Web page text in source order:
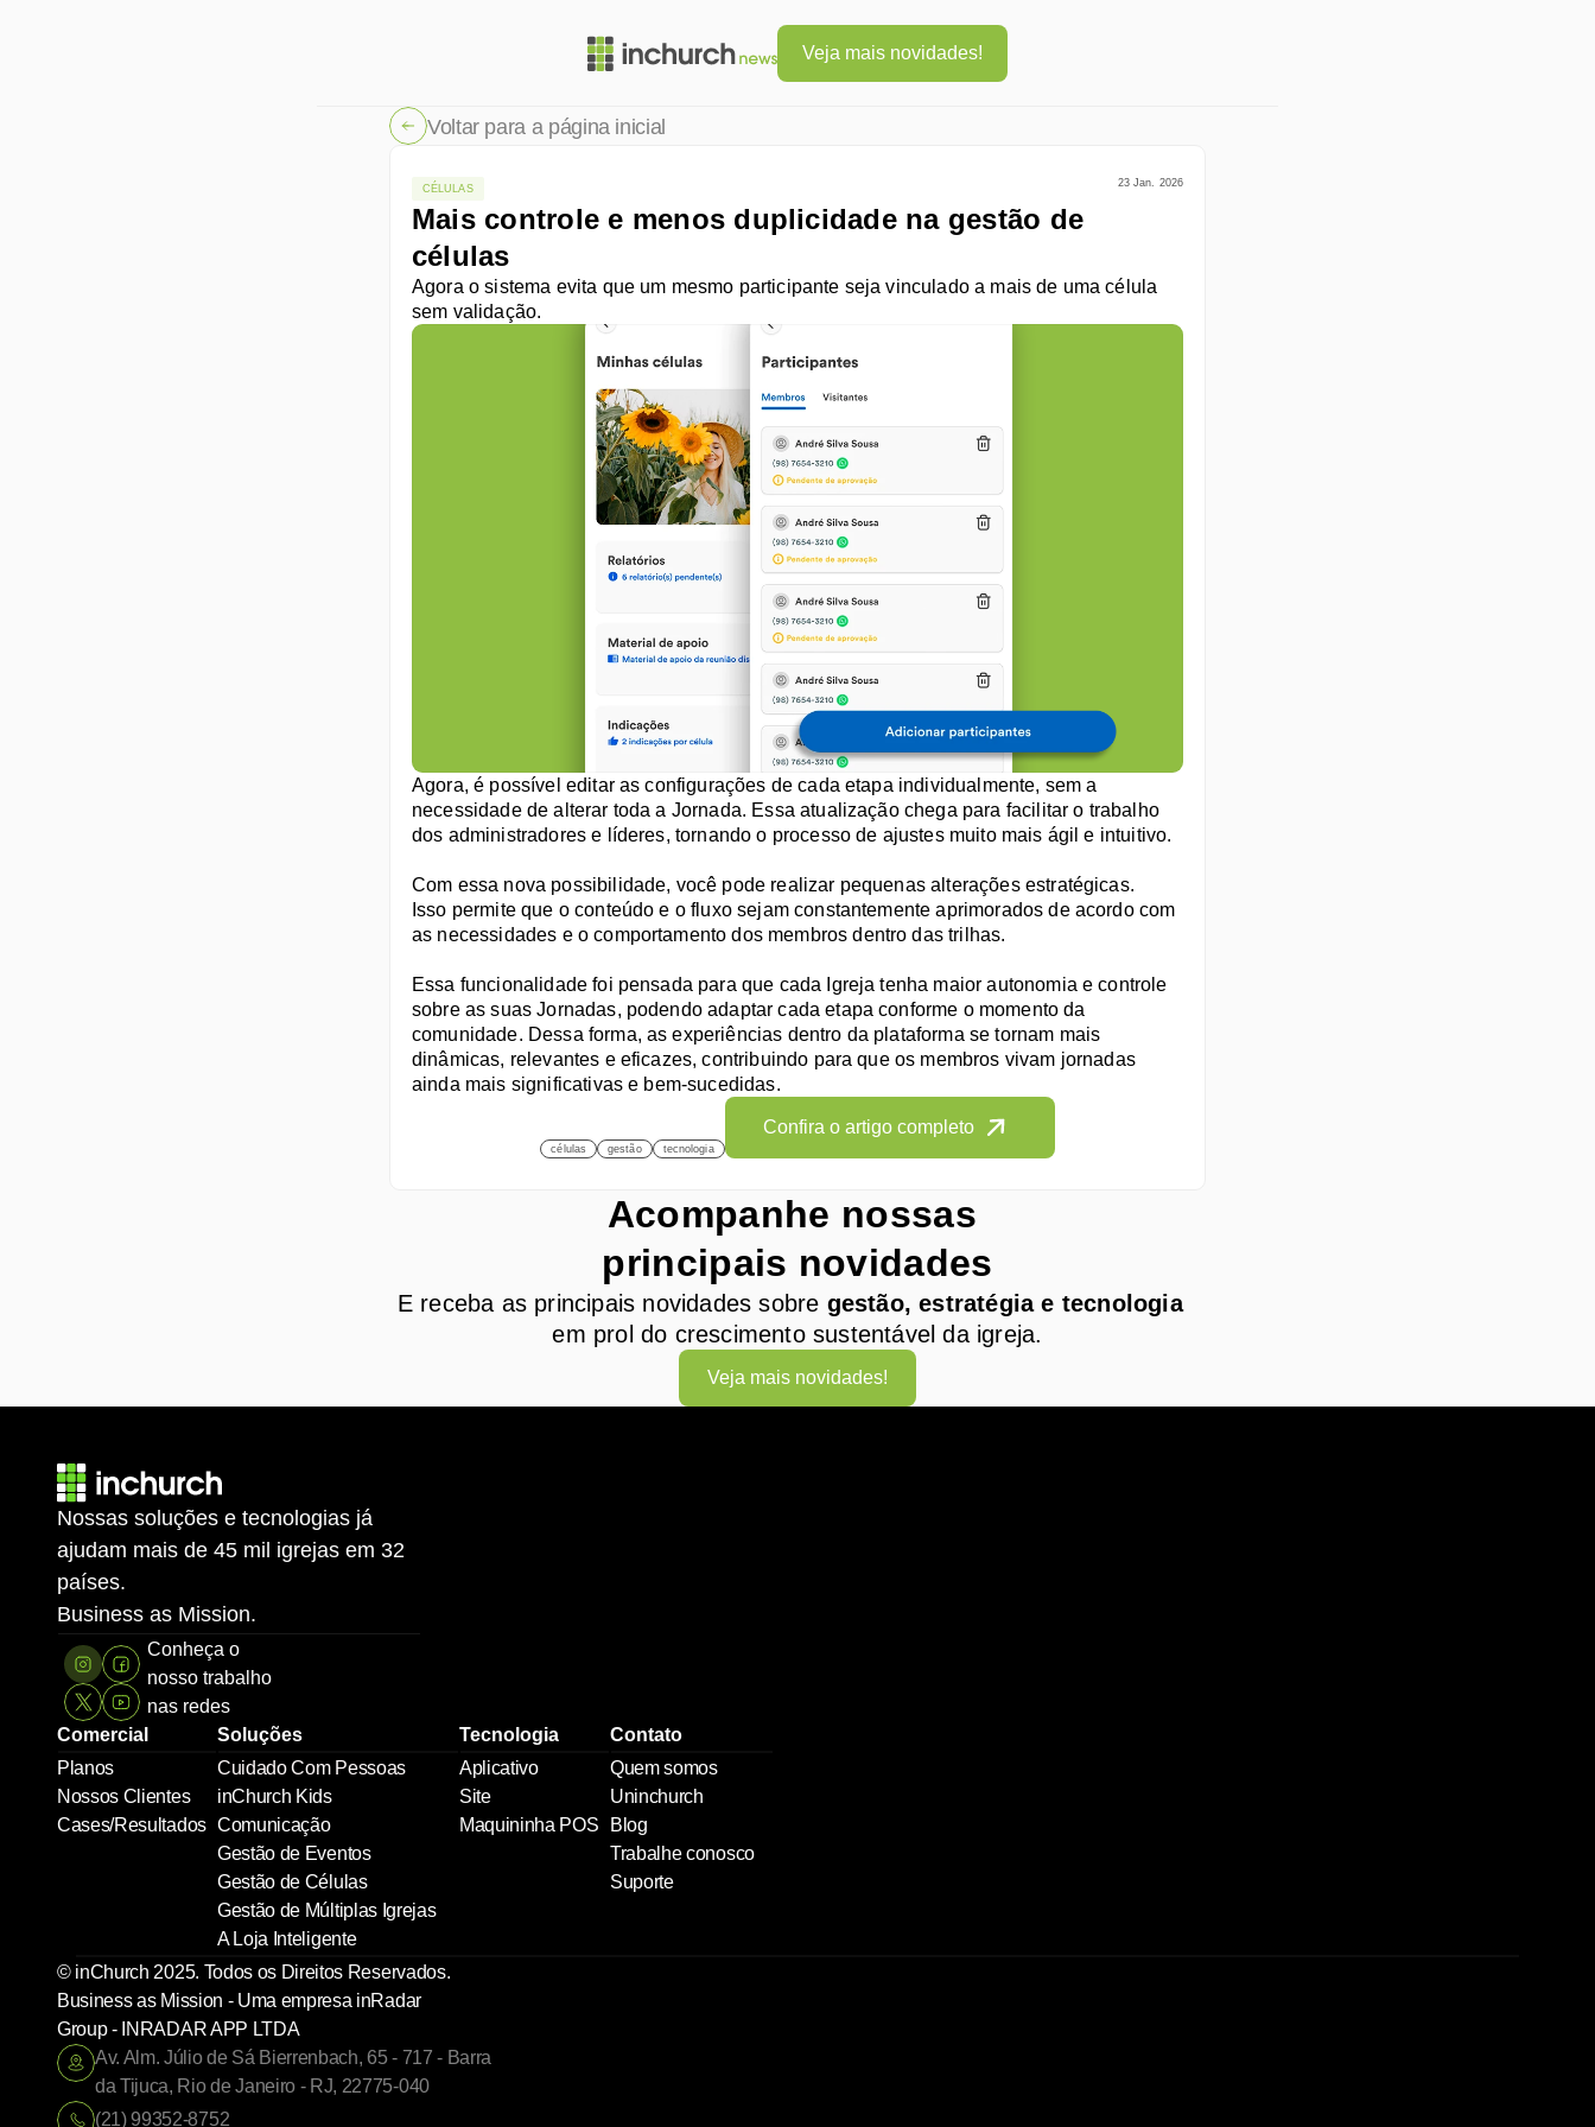
Veja mais novidades!
CÉLULAS 23 Jan. 2026
Mais controle e menos duplicidade na gestão de
células
Agora o sistema evita que um mesmo participante seja vinculado a mais de uma célula
sem validação.
Agora, é possível editar as configurações de cada etapa individualmente, sem a
necessidade de alterar toda a Jornada. Essa atualização chega para facilitar o trabalho
dos administradores e líderes, tornando o processo de ajustes muito mais ágil e intuitivo.
Com essa nova possibilidade, você pode realizar pequenas alterações estratégicas.
Isso permite que o conteúdo e o fluxo sejam constantemente aprimorados de acordo com
as necessidades e o comportamento dos membros dentro das trilhas.
Essa funcionalidade foi pensada para que cada Igreja tenha maior autonomia e controle
sobre as suas Jornadas, podendo adaptar cada etapa conforme o momento da
comunidade. Dessa forma, as experiências dentro da plataforma se tornam mais
dinâmicas, relevantes e eficazes, contribuindo para que os membros vivam jornadas
ainda mais significativas e bem-sucedidas.
células gestão tecnologia
Confira o artigo completo
Voltar para a página inicial
Acompanhe nossas
principais novidades
E receba as principais novidades sobre gestão, estratégia e tecnologia
em prol do crescimento sustentável da igreja.
Veja mais novidades!
Nossas soluções e tecnologias já
ajudam mais de 45 mil igrejas em 32
países.
Business as Mission.
Conheça o
nosso trabalho
nas redes
Comercial
Planos
Nossos Clientes
Cases/Resultados
Soluções
Cuidado Com Pessoas
inChurch Kids
Comunicação
Gestão de Eventos
Gestão de Células
Gestão de Múltiplas Igrejas
A Loja Inteligente
Tecnologia
Aplicativo
Site
Maquininha POS
Contato
Quem somos
Uninchurch
Blog
Trabalhe conosco
Suporte
© inChurch 2025. Todos os Direitos Reservados.
Business as Mission - Uma empresa inRadar
Group - INRADAR APP LTDA
Av. Alm. Júlio de Sá Bierrenbach, 65 - 717 - Barra
da Tijuca, Rio de Janeiro - RJ, 22775-040
(21) 99352-8752